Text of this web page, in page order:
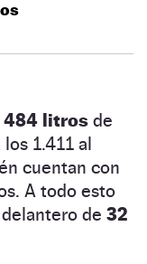
484 litros de
1.411 al
cuentan con
A todo esto
de 32